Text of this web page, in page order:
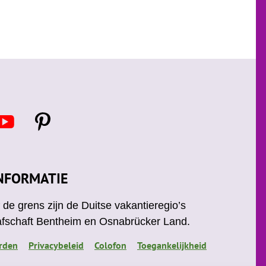
P
e
e
s
grens zijn de Duitse vakantieregio’s
Bentheim en Osnabrücker Land.
Privacybeleid Colofon Toegankelijkheid